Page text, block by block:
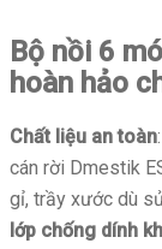
Bộ nồi 6
hoàn hảo
Chất liệu an toàn
cán rời Dmestik
gỉ, trầy xước dù
lớp chống dính